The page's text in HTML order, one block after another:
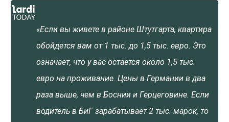
«Если вы живете в районе Штутгарта, квартира
обойдется вам от 1 тыс. до 1,5 тыс. евро. Это
означает, что у вас остается около 1,5 тыс.
евро на проживание. Цены в Германии в два
раза выше, чем в Боснии и Герцеговине. Если
водитель в БиГ зарабатывает 2 тыс. марок, то